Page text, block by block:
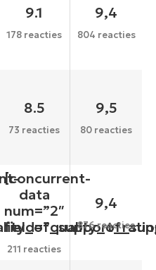
9.1
178 reacties
9,4
804 reacties
8.5
73 reacties
9,5
80 reacties
[concurrent-
data
num=”2″
211 reacties
9,4
876 reacties